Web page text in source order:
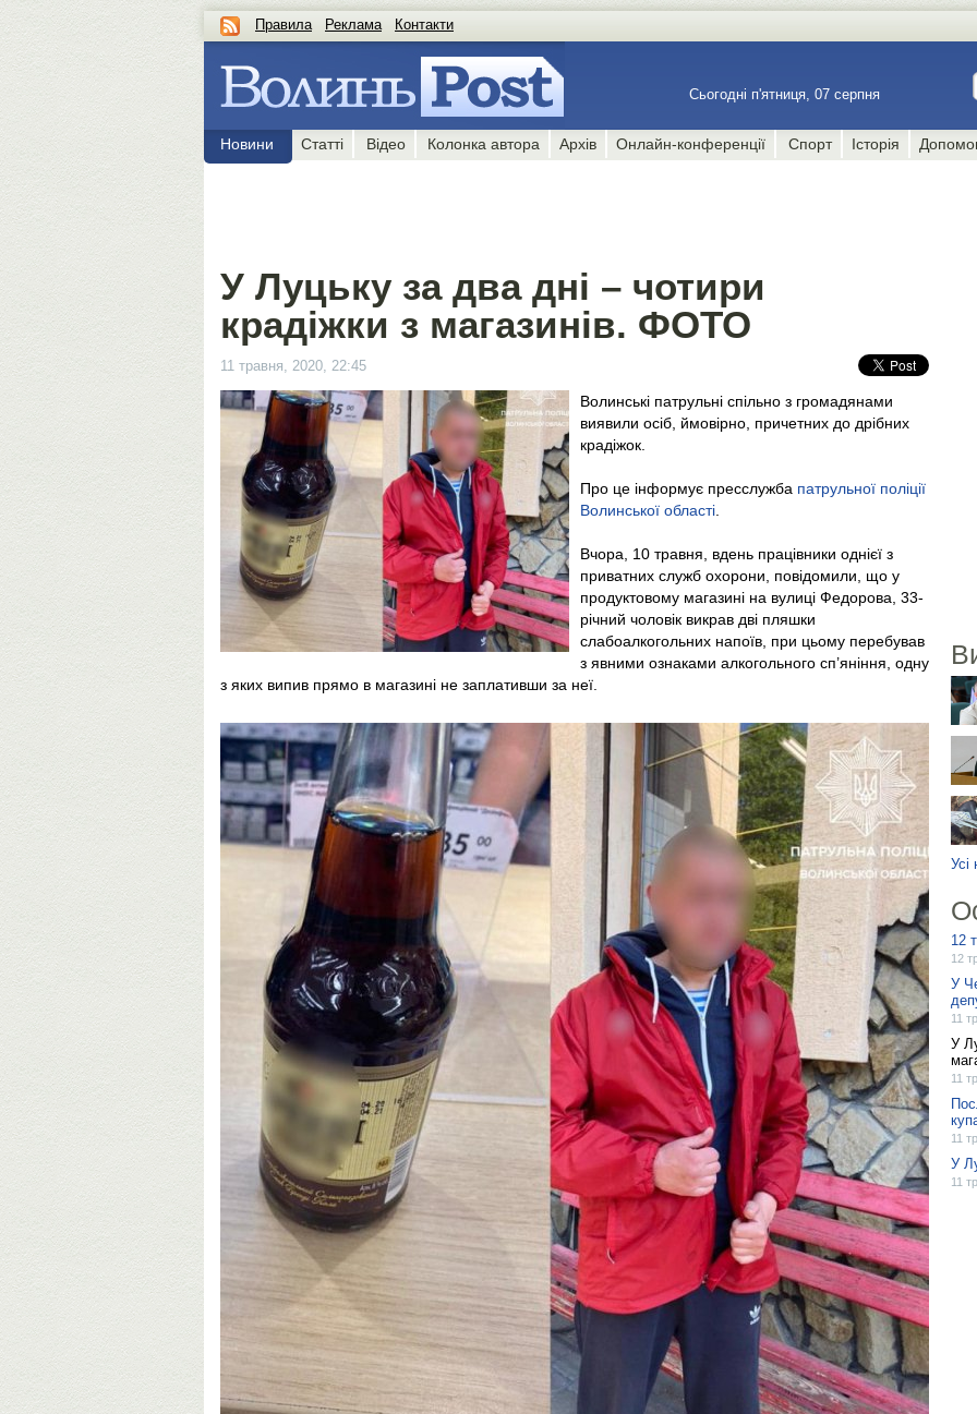
Правила Реклама Контакти
Сьогодні п'ятниця, 07 серпня
Новини Статті Відео Колонка автора Архів Онлайн-конференції Спорт Історія
У Луцьку за два дні – чотири
крадіжки з магазинів. ФОТО
11 травня, 2020, 22:45
Волинські патрульні спільно з громадянами
виявили осіб, ймовірно, причетних до дрібних
крадіжок.
Про це інформує пресслужба патрульної поліції
Волинської області
Вчора, 10 травня, вдень працівники однієї з
приватних служб охорони, повідомили, що у
продуктовому магазині на вулиці Федорова, 33-
річний чоловік викрав дві пляшки
слабоалкогольних напоїв, при цьому перебував
з явними ознаками алкогольного сп’яніння, одну
з яких випив прямо в магазині не заплативши за неї.
Усі
12
12
У
11
У
11
11
У
11